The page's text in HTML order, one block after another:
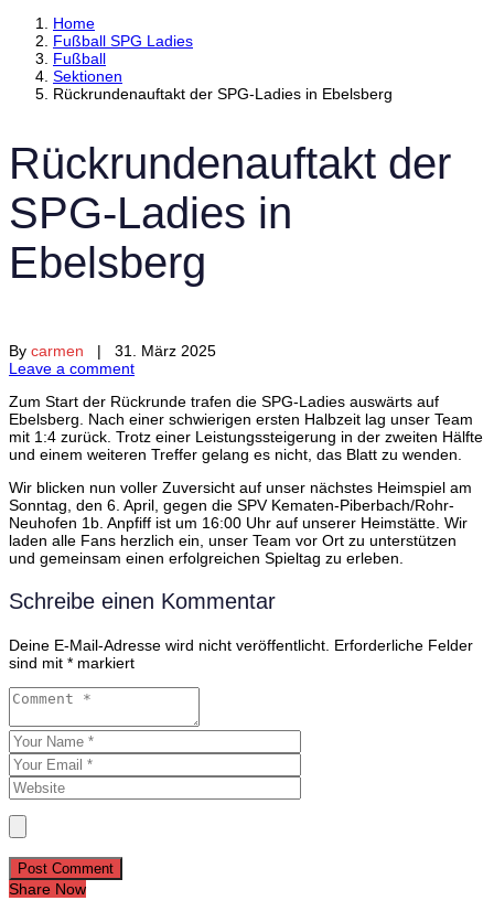
Home
Fußball SPG Ladies
Fußball
Sektionen
Rückrundenauftakt der SPG-Ladies in Ebelsberg
Rückrundenauftakt der
SPG-Ladies in
Ebelsberg
By carmen | 31. März 2025
Leave a comment
Zum Start der Rückrunde trafen die SPG-Ladies auswärts auf
Ebelsberg. Nach einer schwierigen ersten Halbzeit lag unser Team
mit 1:4 zurück. Trotz einer Leistungssteigerung in der zweiten Hälfte
und einem weiteren Treffer gelang es nicht, das Blatt zu wenden.
Wir blicken nun voller Zuversicht auf unser nächstes Heimspiel am
Sonntag, den 6. April, gegen die SPV Kematen-Piberbach/Rohr-
Neuhofen 1b. Anpfiff ist um 16:00 Uhr auf unserer Heimstätte. Wir
laden alle Fans herzlich ein, unser Team vor Ort zu unterstützen
und gemeinsam einen erfolgreichen Spieltag zu erleben.
Schreibe einen Kommentar
Deine E-Mail-Adresse wird nicht veröffentlicht. Erforderliche Felder
sind mit * markiert
Post Comment
Share Now